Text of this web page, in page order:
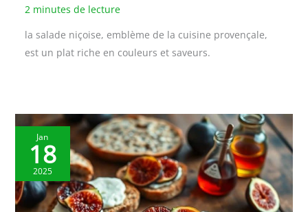
2 minutes de lecture
la salade niçoise, emblème de la cuisine provençale,
est un plat riche en couleurs et saveurs.
Jan
18
2025